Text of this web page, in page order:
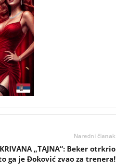
Naredni članak
„TAJNA“: Beker otrkrio
ga je Đoković zvao za trenera!